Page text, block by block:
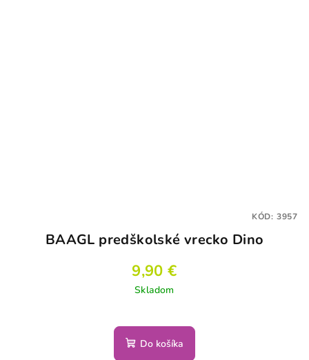
BAAGL predškolské vrecko Dino
9,90 €
Skladom
Do košíka
KÓD: 3957